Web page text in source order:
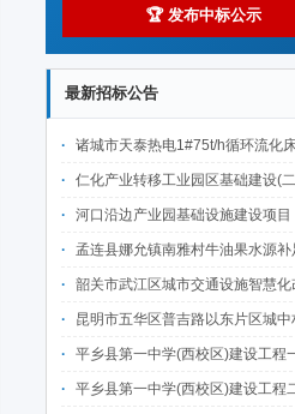
🏆 发布中标公示
最新招标公告
诸城市天泰热电1#75t/h循环流化床锅炉及配套设施升级改造项目（设计施工一体
仁化产业转移工业园区基础建设(二期)一韶关仁化产业园区工业二路道路及桥梁(西侧扩园段)建设
河口沿边产业园基础设施建设项目（二期）设计施工总承包（EPC）(三次
孟连县娜允镇南雅村牛油果水源补足提质增效建设项目
韶关市武江区城市交通设施智慧化改造提升项目-基础建设工程（一期）A标段施
昆明市五华区普吉路以东片区城中村改造项目（一期）A7、A-4-2地块安置房项目供配电设计施工一体化
平乡县第一中学(西校区)建设工程一标段施工
平乡县第一中学(西校区)建设工程二标段施工